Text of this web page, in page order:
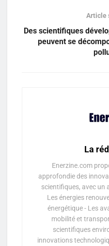
Article
Des scientifiques
peuvent se
La
Enerzine.com
approfondie des
scientifiques, avec un
Les énergies
énergétique - Les
mobilité et
scientifiques
innovations